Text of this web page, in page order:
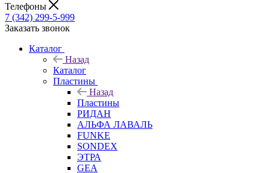
Телефоны
7 (342) 299-5-999
Заказать звонок
Каталог
Назад
Каталог
Пластины
Назад
Пластины
РИДАН
АЛЬФА ЛАВАЛЬ
FUNKE
SONDEX
ЭТРА
GEA